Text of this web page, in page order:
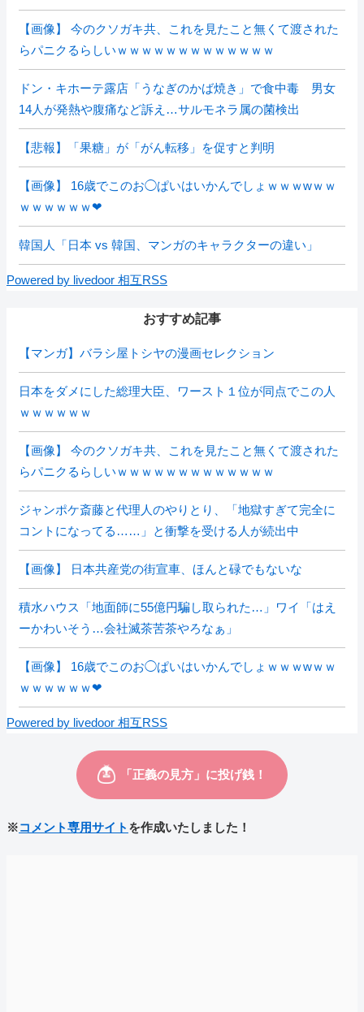
【画像】 今のクソガキ共、これを見たこと無くて渡された
らパニクるらしいｗｗｗｗｗｗｗｗｗｗｗｗｗ
ドン・キホーテ露店「うなぎのかば焼き」で食中毒 男女
14人が発熱や腹痛など訴え…サルモネラ属の菌検出
【悲報】「果糖」が「がん転移」を促すと判明
【画像】 16歳でこのお◯ぱいはいかんでしょｗｗｗwｗｗ
ｗｗｗｗｗｗ❤
韓国人「日本 vs 韓国、マンガのキャラクターの違い」
Powered by livedoor 相互RSS
おすすめ記事
【マンガ】バラシ屋トシヤの漫画セレクション
日本をダメにした総理大臣、ワースト１位が同点でこの人
ｗｗｗｗｗｗ
【画像】 今のクソガキ共、これを見たこと無くて渡された
らパニクるらしいｗｗｗｗｗｗｗｗｗｗｗｗｗ
ジャンポケ斎藤と代理人のやりとり、「地獄すぎて完全に
コントになってる……」と衝撃を受ける人が続出中
【画像】 日本共産党の街宣車、ほんと碌でもないな
積水ハウス「地面師に55億円騙し取られた…」ワイ「はえ
ーかわいそう…会社滅茶苦茶やろなぁ」
【画像】 16歳でこのお◯ぱいはいかんでしょｗｗｗwｗｗ
ｗｗｗｗｗｗ❤
Powered by livedoor 相互RSS
※コメント専用サイト を作成いたしました！